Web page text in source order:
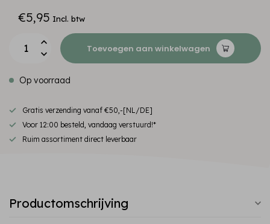
€5,95 Incl. btw
Toevoegen aan winkelwagen
Op voorraad
Gratis verzending vanaf €50,-[NL/DE]
Voor 12:00 besteld, vandaag verstuurd!*
Ruim assortiment direct leverbaar
Productomschrijving